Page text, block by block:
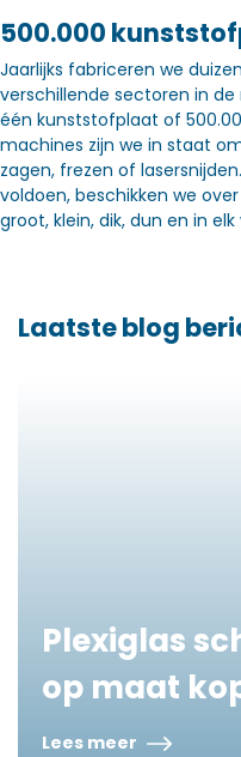
500.000
Jaarlijks fabriceren we
verschillende sectoren in
één kunststofplaat of
machines zijn we in staat
zagen, frezen of
voldoen, beschikken we
groot, klein, dik, dun en in elk
Laatste blog
Plexiglas
op maat
Lees meer